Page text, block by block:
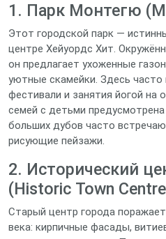
1. Парк Монтегю
Этот городской парк —
центре Хейуордс Хит.
он предлагает ухоженные
уютные скамейки. Здесь
фестивали и занятия йогой на
семей с детьми
больших дубов часто
рисующие пейзажи.
2. Исторический
(Historic Town
Старый центр города
века: кирпичные фасады,